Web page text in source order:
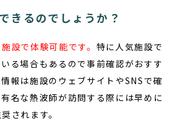
きるのでしょうか？
設で体験可能です。 特に人気施設で
る場合もあるので事前確認がおすす
報は施設のウェブサイトやSNSで確
名な熱波師が訪問する際には早めに
されます。